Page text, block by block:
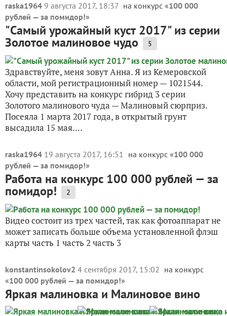
raska1964 9 августа 2017, 18:37 на конкурс «100 000
рублей — за помидор!»
"Самый урожайный куст 2017" из серии
Золотое малиновое чудо 5
Здравствуйте, меня зовут Анна. Я из Кемеровской
области, мой регистрационный номер — 1021544.
Хочу представить на конкурс гибрид 3 серии
Золотого малинового чуда — Малиновый сюрприз.
Посеяла 1 марта 2017 года, в открытый грунт
высадила 15 мая....
raska1964 19 августа 2017, 16:51 на конкурс «100 000
рублей — за помидор!»
Работа на конкурс 100 000 рублей — за
помидор! 2
Видео состоит из трех частей, так как фотоаппарат не
может записать больше объема установленной флэш
карты часть 1 часть 2 часть 3
konstantinsokolov2 4 сентября 2017, 15:02 на конкурс
«100 000 рублей — за помидор!»
Яркая малиновка и Малиновое вино